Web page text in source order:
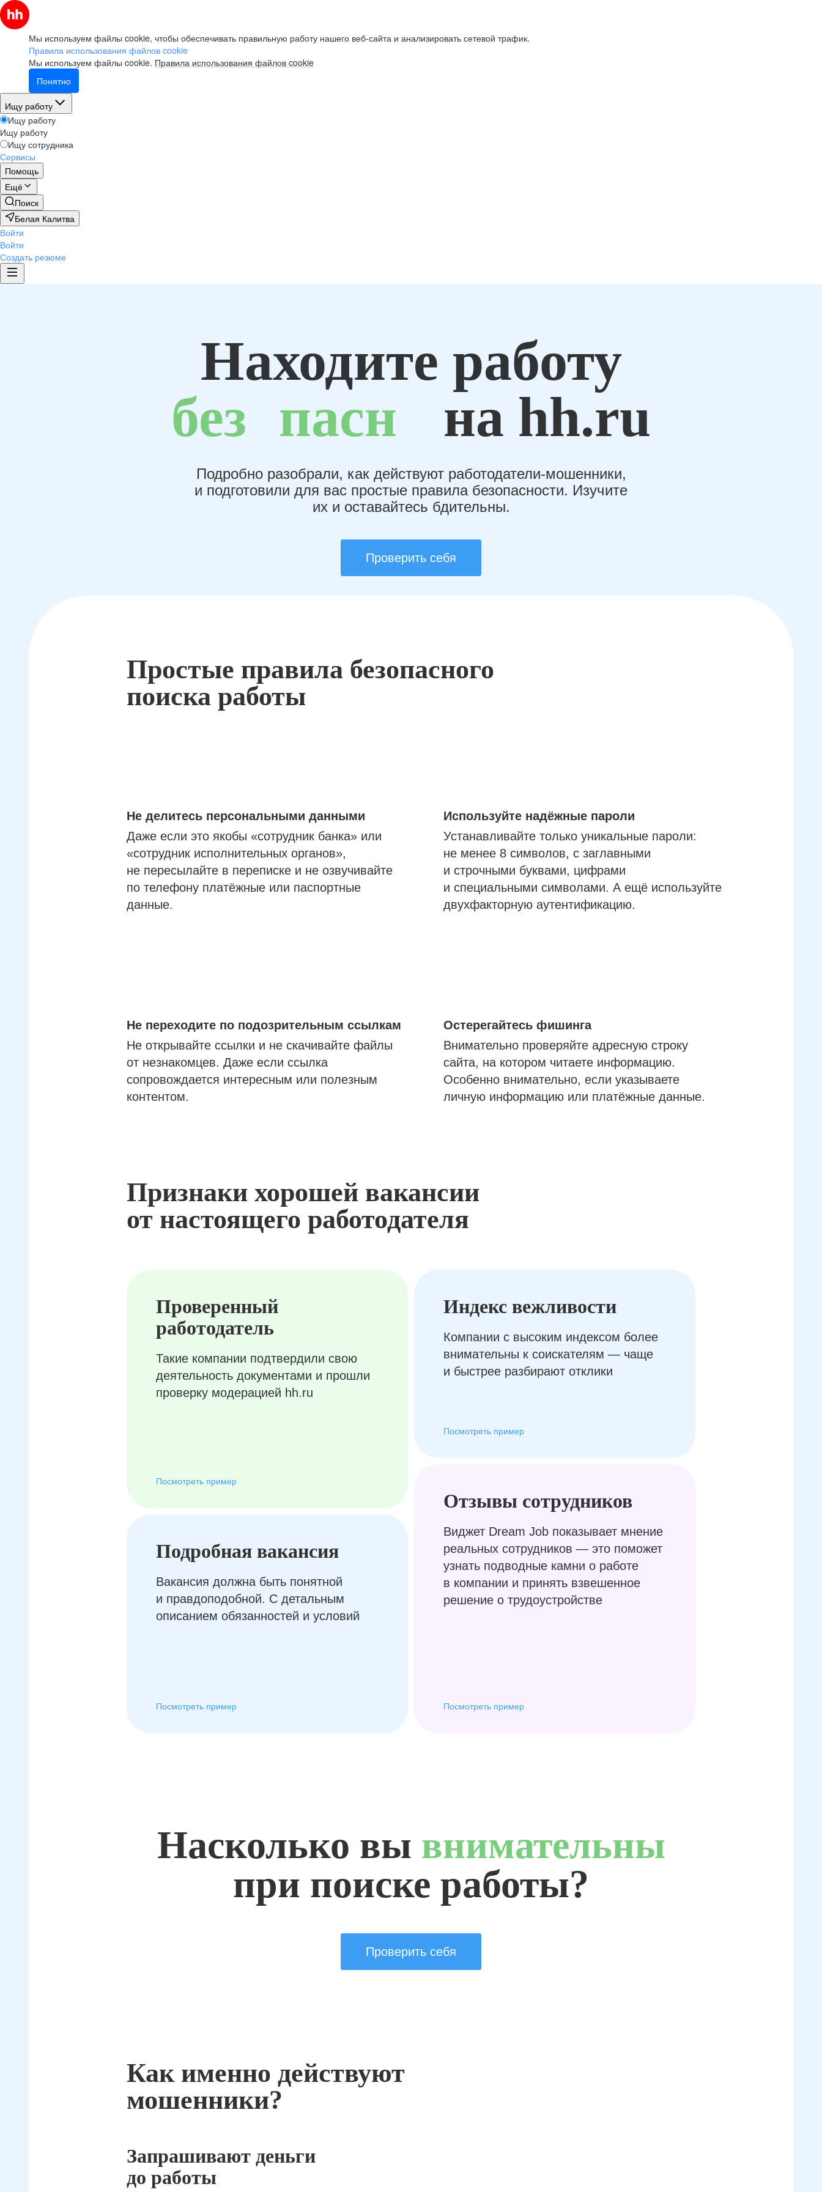
Мы используем файлы cookie, чтобы обеспечивать правильную работу нашего веб-сайта и анализировать сетевой трафик.
Правила использования файлов cookie
Мы используем файлы cookie. Правила использования файлов cookie
Понятно
Ищу работу
Ищу работу
Ищу работу
Ищу сотрудника
Сервисы
Помощь
Ещё
Поиск
Белая Калитва
Войти
Войти
Создать резюме
Находите работу
без пасн на hh.ru
Подробно разобрали, как действуют работодатели-мошенники,
и подготовили для вас простые правила безопасности. Изучите
их и оставайтесь бдительны.
Проверить себя
Простые правила безопасного
поиска работы
Не делитесь персональными данными
Даже если это якобы «сотрудник банка» или
«сотрудник исполнительных органов»,
не пересылайте в переписке и не озвучивайте
по телефону платёжные или паспортные
данные.
Используйте надёжные пароли
Устанавливайте только уникальные пароли:
не менее 8 символов, с заглавными
и строчными буквами, цифрами
и специальными символами. А ещё используйте
двухфакторную аутентификацию.
Не переходите по подозрительным ссылкам
Не открывайте ссылки и не скачивайте файлы
от незнакомцев. Даже если ссылка
сопровождается интересным или полезным
контентом.
Остерегайтесь фишинга
Внимательно проверяйте адресную строку
сайта, на котором читаете информацию.
Особенно внимательно, если указываете
личную информацию или платёжные данные.
Признаки хорошей вакансии
от настоящего работодателя
Проверенный
работодатель
Такие компании подтвердили свою
деятельность документами и прошли
проверку модерацией hh.ru
Посмотреть пример
Подробная вакансия
Вакансия должна быть понятной
и правдоподобной. С детальным
описанием обязанностей и условий
Посмотреть пример
Отзывы сотрудников
Виджет Dream Job показывает мнение
реальных сотрудников — это поможет
узнать подводные камни о работе
в компании и принять взвешенное
решение о трудоустройстве
Посмотреть пример
Индекс вежливости
Компании с высоким индексом более
внимательны к соискателям — чаще
и быстрее разбирают отклики
Посмотреть пример
Насколько вы внимательны
при поиске работы?
Проверить себя
Как именно действуют
мошенники?
Запрашивают деньги
до работы